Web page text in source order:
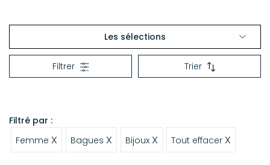
Les sélections
Bracelets
Bagues
Filtrer Trier
Filtré par :
Femme X Bagues X Bijoux X Tout effacer X